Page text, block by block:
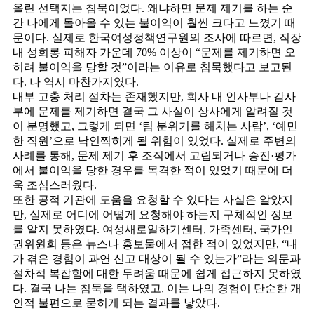
올린 선택지는 침묵이었다. 왜냐하면 문제 제기를 하는 순
간 나에게 돌아올 수 있는 불이익이 훨씬 크다고 느꼈기 때
문이다. 실제로 한국여성정책연구원의 조사에 따르면, 직장
내 성희롱 피해자 가운데 70% 이상이 “문제를 제기하면 오
히려 불이익을 당할 것”이라는 이유로 침묵했다고 보고된
다. 나 역시 마찬가지였다.
내부 고충 처리 절차는 존재했지만, 회사 내 인사부나 감사
부에 문제를 제기하면 결국 그 사실이 상사에게 알려질 것
이 분명했고, 그렇게 되면 ‘팀 분위기를 해치는 사람’, ‘예민
한 직원’으로 낙인찍히게 될 위험이 있었다. 실제로 주변의
사례를 통해, 문제 제기 후 조직에서 고립되거나 승진·평가
에서 불이익을 당한 경우를 목격한 적이 있었기 때문에 더
욱 조심스러웠다.
또한 공적 기관에 도움을 요청할 수 있다는 사실은 알았지
만, 실제로 어디에 어떻게 요청해야 하는지 구체적인 정보
를 알지 못하였다. 여성새로일하기센터, 가족센터, 국가인
권위원회 등은 뉴스나 홍보물에서 접한 적이 있었지만, “내
가 겪은 경험이 과연 신고 대상이 될 수 있는가”라는 의문과
절차적 복잡함에 대한 두려움 때문에 쉽게 접근하지 못하였
다. 결국 나는 침묵을 택하였고, 이는 나의 경험이 단순한 개
인적 불편으로 묻히게 되는 결과를 낳았다.